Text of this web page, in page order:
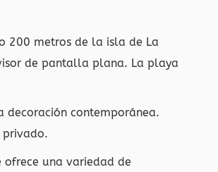
200 metros de la isla de La
de pantalla plana. La playa
decoración contemporánea.
privado.
una variedad de